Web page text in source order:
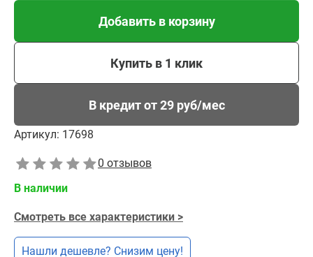
Добавить в корзину
Купить в 1 клик
В кредит от 29 руб/мес
Артикул: 17698
0 отзывов
В наличии
Смотреть все характеристики >
Нашли дешевле? Снизим цену!